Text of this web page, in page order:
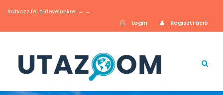
Iratkozz fel hírlevelünkre! → →
Login
Regisztráció